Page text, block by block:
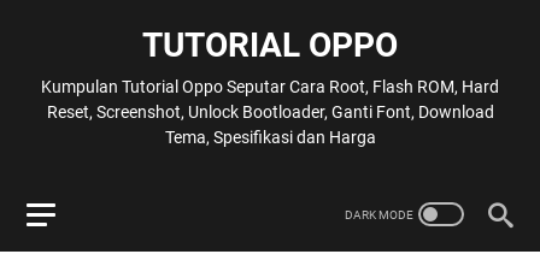
TUTORIAL OPPO
Kumpulan Tutorial Oppo Seputar Cara Root, Flash ROM, Hard
Reset, Screenshot, Unlock Bootloader, Ganti Font, Download
Tema, Spesifikasi dan Harga